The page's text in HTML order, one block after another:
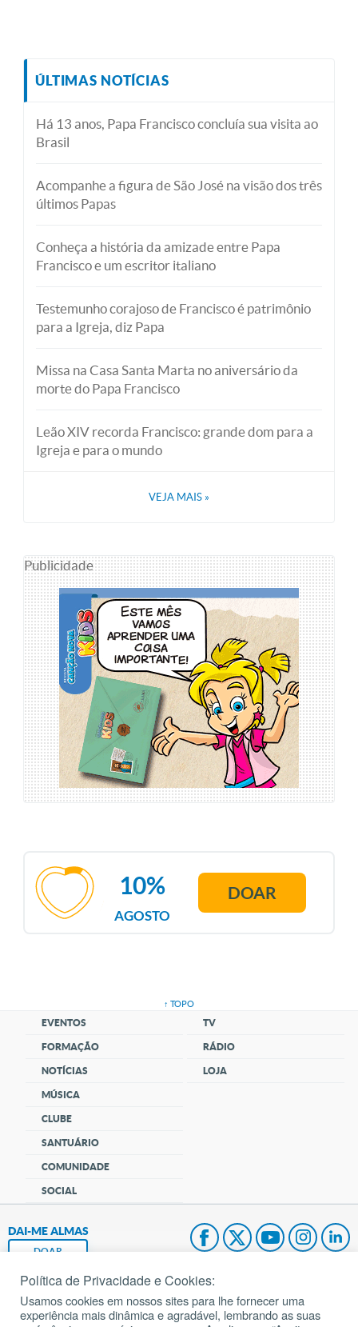
ÚLTIMAS NOTÍCIAS
Há 13 anos, Papa Francisco concluía sua visita ao
Brasil
Acompanhe a figura de São José na visão dos três
últimos Papas
Conheça a história da amizade entre Papa
Francisco e um escritor italiano
Testemunho corajoso de Francisco é patrimônio
para a Igreja, diz Papa
Missa na Casa Santa Marta no aniversário da
morte do Papa Francisco
Leão XIV recorda Francisco: grande dom para a
Igreja e para o mundo
VEJA MAIS »
Publicidade
AGOSTO
10% DOAR
↑ TOPO
EVENTOS
FORMAÇÃO
NOTÍCIAS
MÚSICA
CLUBE
SANTUÁRIO
COMUNIDADE
SOCIAL
TV
RÁDIO
LOJA
DAI-ME ALMAS
DOAR
Fundação João Paulo II
Pedido de Oração
Política de Privacidade e Cookies:
Usamos cookies em nossos sites para lhe fornecer uma
experiência mais dinâmica e agradável, lembrando as suas